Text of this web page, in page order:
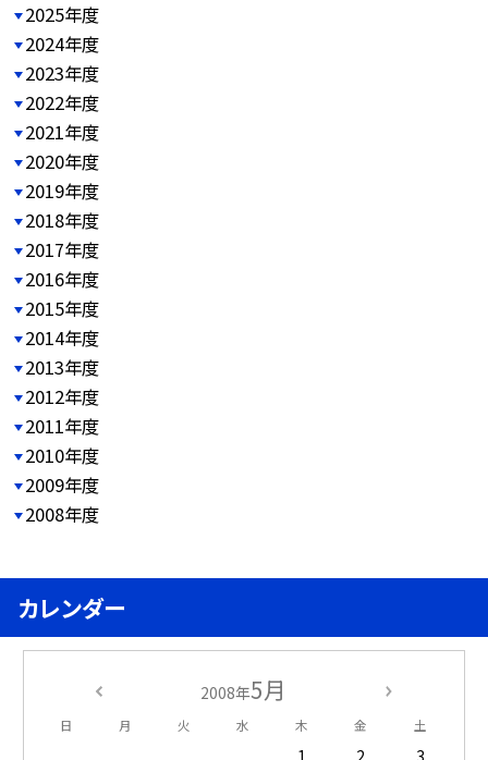
2025年度
2024年度
2023年度
2022年度
2021年度
2020年度
2019年度
2018年度
2017年度
2016年度
2015年度
2014年度
2013年度
2012年度
2011年度
2010年度
2009年度
2008年度
カレンダー
2008年5月
日 月 火 水 木 金 土
1 2
3